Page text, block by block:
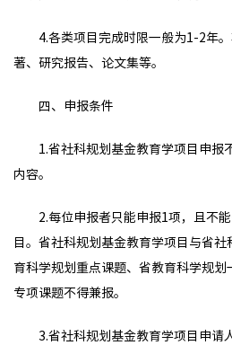
4.各类项目完成时限一般为1-2年
著、研究报告、论文集等。
四、申报条件
1.省社科规划基金教育学项目申报
内容。
2.每位申报者只能申报1项，且不
目。省社科规划基金教育学项目与省
育科学规划重点课题、省教育科学规划
专项课题不得兼报。
3.省社科规划基金教育学项目申请